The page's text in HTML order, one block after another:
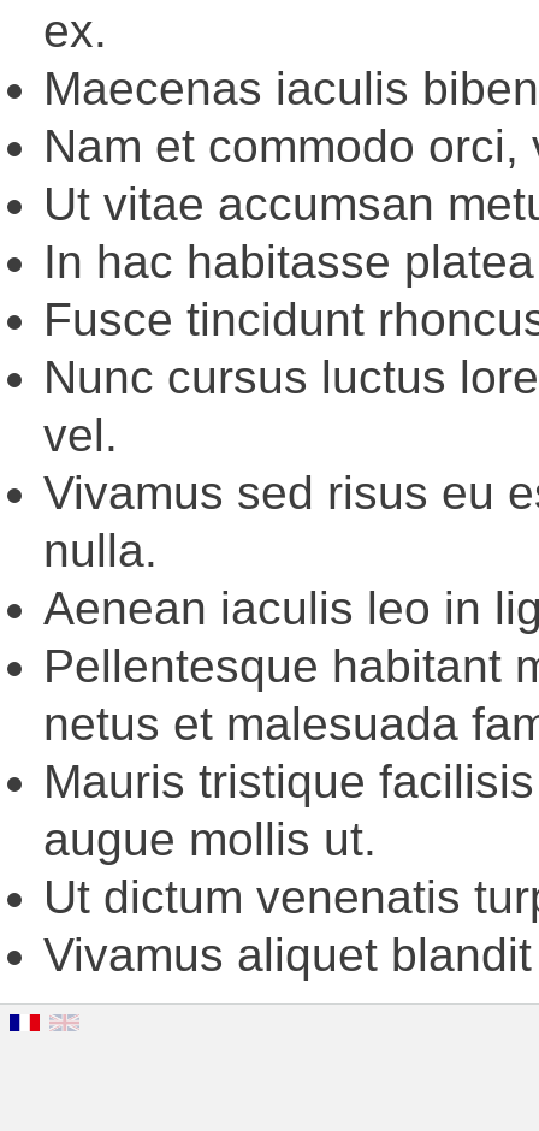
ex.
Maecenas iaculis
Nam et commodo
Ut vitae accumsan
In hac habitasse
Fusce tincidunt
Nunc cursus luctus
vel.
Vivamus sed risus eu
nulla.
Aenean iaculis leo in
Pellentesque habitant
netus et malesuada
Mauris tristique
augue mollis ut.
Ut dictum venenatis
Vivamus aliquet